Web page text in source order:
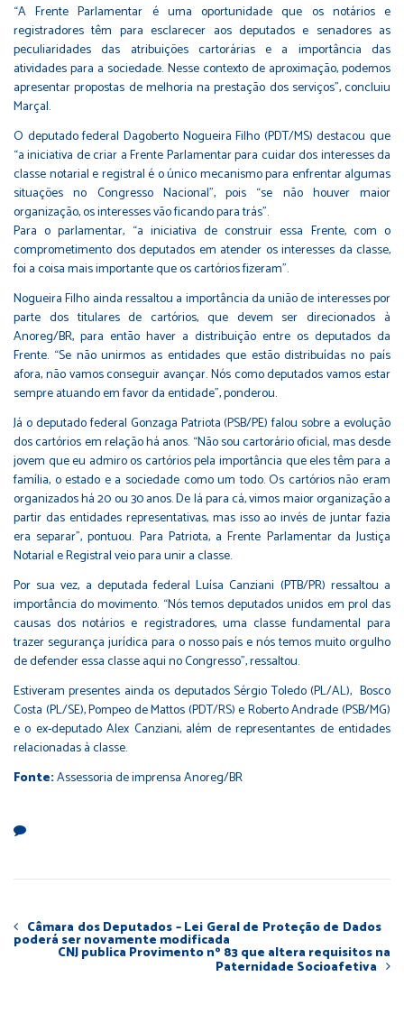
“A Frente Parlamentar é uma oportunidade que os notários e
registradores têm para esclarecer aos deputados e senadores as
peculiaridades das atribuições cartorárias e a importância das
atividades para a sociedade. Nesse contexto de aproximação, podemos
apresentar propostas de melhoria na prestação dos serviços”, concluiu
Marçal.
O deputado federal Dagoberto Nogueira Filho (PDT/MS) destacou que
“a iniciativa de criar a Frente Parlamentar para cuidar dos interesses da
classe notarial e registral é o único mecanismo para enfrentar algumas
situações no Congresso Nacional”, pois “se não houver maior
organização, os interesses vão ficando para trás”.
Para o parlamentar, “a iniciativa de construir essa Frente, com o
comprometimento dos deputados em atender os interesses da classe,
foi a coisa mais importante que os cartórios fizeram”.
Nogueira Filho ainda ressaltou a importância da união de interesses por
parte dos titulares de cartórios, que devem ser direcionados à
Anoreg/BR, para então haver a distribuição entre os deputados da
Frente. “Se não unirmos as entidades que estão distribuídas no país
afora, não vamos conseguir avançar. Nós como deputados vamos estar
sempre atuando em favor da entidade”, ponderou.
Já o deputado federal Gonzaga Patriota (PSB/PE) falou sobre a evolução
dos cartórios em relação há anos. “Não sou cartorário oficial, mas desde
jovem que eu admiro os cartórios pela importância que eles têm para a
família, o estado e a sociedade como um todo. Os cartórios não eram
organizados há 20 ou 30 anos. De lá para cá, vimos maior organização a
partir das entidades representativas, mas isso ao invés de juntar fazia
era separar”, pontuou. Para Patriota, a Frente Parlamentar da Justiça
Notarial e Registral veio para unir a classe.
Por sua vez, a deputada federal Luísa Canziani (PTB/PR) ressaltou a
importância do movimento. “Nós temos deputados unidos em prol das
causas dos notários e registradores, uma classe fundamental para
trazer segurança jurídica para o nosso país e nós temos muito orgulho
de defender essa classe aqui no Congresso”, ressaltou.
Estiveram presentes ainda os deputados Sérgio Toledo (PL/AL), Bosco
Costa (PL/SE), Pompeo de Mattos (PDT/RS) e Roberto Andrade (PSB/MG)
e o ex-deputado Alex Canziani, além de representantes de entidades
relacionadas à classe.
Fonte:Assessoria de imprensa Anoreg/BR
Câmara dos Deputados – Lei Geral de Proteção de Dados
poderá ser novamente modificada
CNJ publica Provimento nº 83 que altera requisitos na
Paternidade Socioafetiva